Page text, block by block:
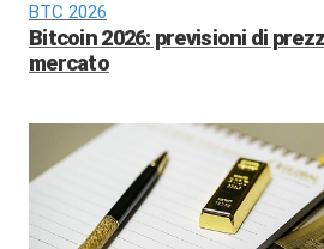
BTC 2026
Bitcoin 2026: previsioni di
mercato